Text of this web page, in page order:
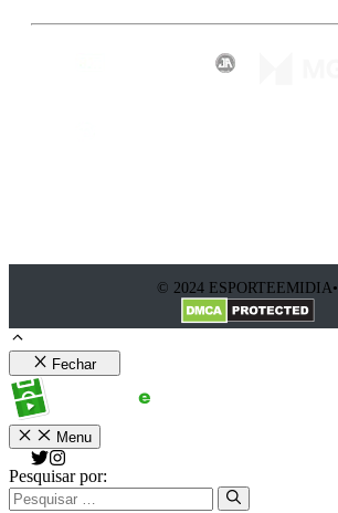
© 2024 ESPORTEEMIDIA•
Fechar
Menu
Pesquisar por: